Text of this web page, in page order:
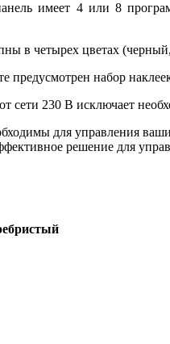
имеет 4 или 8
в четырех цветах
предусмотрен набор
сети 230 В исключает
для управления
решение для